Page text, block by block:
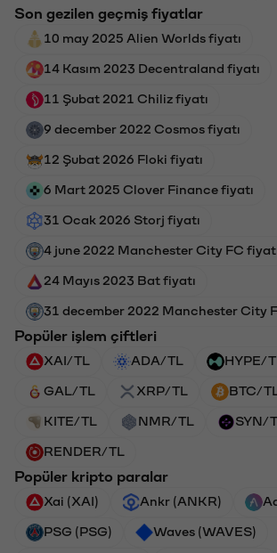
Son gezilen geçmiş fiyatlar
10 may 2025 Alien Worlds fiyatı
14 Kasım 2023 Decentraland fiyatı
11 Şubat 2021 Chiliz fiyatı
9 december 2022 Cosmos fiyatı
12 Şubat 2026 Floki fiyatı
6 Mart 2025 Clover Finance fiyatı
31 Ocak 2026 Storj fiyatı
4 june 2022 Manchester City FC
24 Mayıs 2023 Bat fiyatı
31 december 2022 Manchester City
Popüler işlem çiftleri
XAI/TL ADA/TL HYPE/
GAL/TL XRP/TL BTC/TL
KITE/TL NMR/TL SYN/
RENDER/TL
Popüler kripto paralar
Xai (XAI) Ankr (ANKR)
PSG (PSG) Waves (WAVES)